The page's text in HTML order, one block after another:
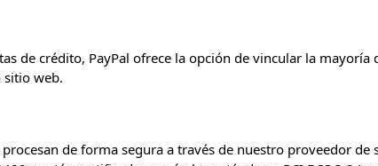
de crédito, PayPal ofrece la opción de vincular la
sitio web.
de forma segura a través de nuestro proveedor